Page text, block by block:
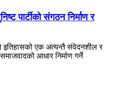
पार्टीको संगठन निर्माण र
एक अत्यन्तै संवेदनशील र
आधार निर्माण गर्ने